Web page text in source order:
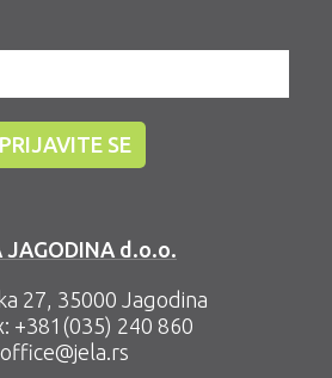
JAGODINA d.o.o.
27, 35000 Jagodina
+381(035) 240 860
office@jela.rs